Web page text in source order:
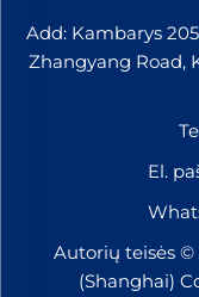
Add: Kambarys
Zhangyang Road,
El.
Autorių teisės ©
(Shanghai)